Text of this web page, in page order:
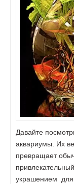
Давайте
аквариумы. Их
превращает
украшением